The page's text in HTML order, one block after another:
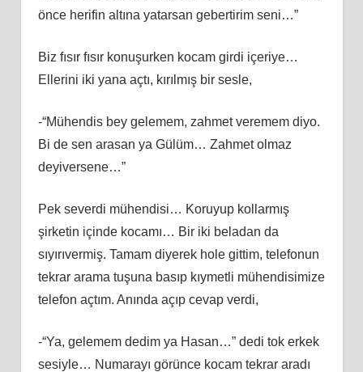
önce herifin altına yatarsan gebertirim seni…”
Biz fısır fısır konuşurken kocam girdi içeriye…
Ellerini iki yana açtı, kırılmış bir sesle,
-“Mühendis bey gelemem, zahmet veremem diyo.
Bi de sen arasan ya Gülüm… Zahmet olmaz
deyiversene…”
Pek severdi mühendisi… Koruyup kollarmış
şirketin içinde kocamı… Bir iki beladan da
sıyırıvermiş. Tamam diyerek hole gittim, telefonun
tekrar arama tuşuna basıp kıymetli mühendisimize
telefon açtım. Anında açıp cevap verdi,
-“Ya, gelemem dedim ya Hasan…” dedi tok erkek
sesiyle… Numarayı görünce kocam tekrar aradı